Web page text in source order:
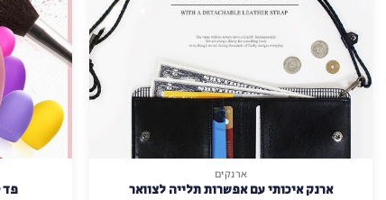
ארנקים
ארנק איכותי עם אפשרות תלייה לצוואר
פד